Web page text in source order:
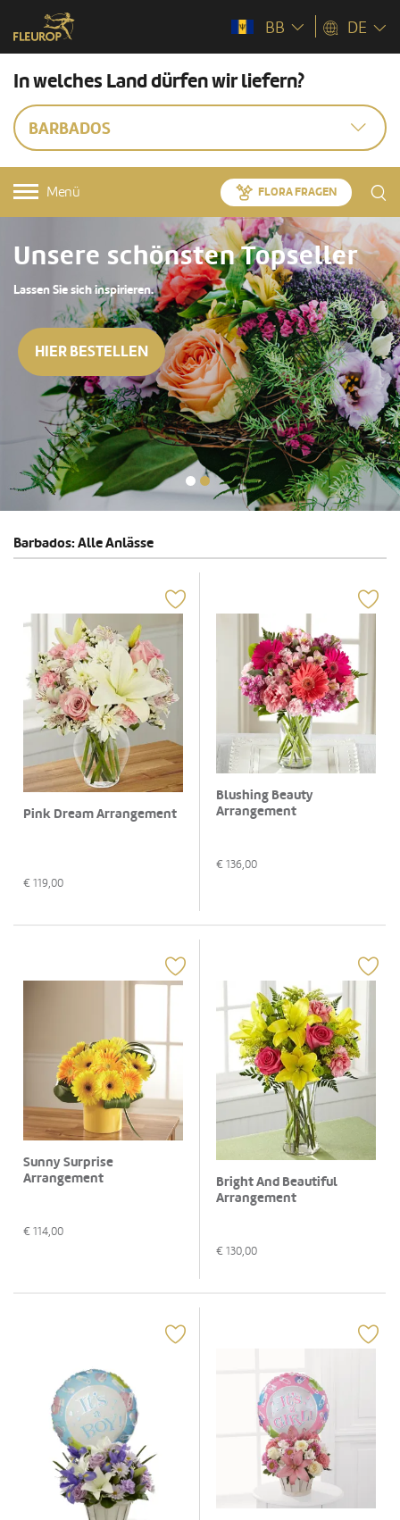
BB DE
In welches Land dürfen wir liefern?
BARBADOS
Menü FLORA FRAGEN
Unsere schönsten Topseller
Lassen Sie sich inspirieren.
HIER BESTELLEN
Barbados: Alle Anlässe
Pink Dream Arrangement
€ 119,00
Blushing Beauty
Arrangement
€ 136,00
Sunny Surprise
Arrangement
€ 114,00
Bright And Beautiful
Arrangement
€ 130,00